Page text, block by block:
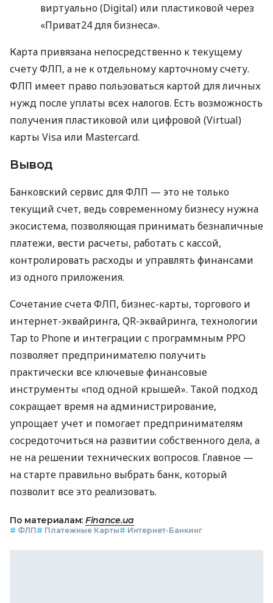
виртуально (Digital) или пластиковой через
«Приват24 для бизнеса».
Карта привязана непосредственно к текущему
счету ФЛП, а не к отдельному карточному счету.
ФЛП имеет право пользоваться картой для личных
нужд после уплаты всех налогов. Есть возможность
получения пластиковой или цифровой (Virtual)
карты Visa или Mastercard.
Вывод
Банковский сервис для ФЛП — это не только
текущий счет, ведь современному бизнесу нужна
экосистема, позволяющая принимать безналичные
платежи, вести расчеты, работать с кассой,
контролировать расходы и управлять финансами
из одного приложения.
Сочетание счета ФЛП, бизнес-карты, торгового и
интернет-эквайринга, QR-эквайринга, технологии
Tap to Phone и интеграции с программным РРО
позволяет предпринимателю получить
практически все ключевые финансовые
инструменты «под одной крышей». Такой подход
сокращает время на администрирование,
упрощает учет и помогает предпринимателям
сосредоточиться на развитии собственного дела, а
не на решении технических вопросов. Главное —
на старте правильно выбрать банк, который
позволит все это реализовать.
По материалам: Finance.ua
# ФЛП# Платежные Карты# Интернет-Банкинг